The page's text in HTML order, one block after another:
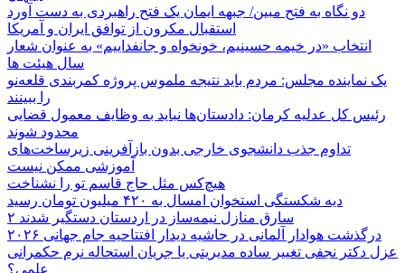
دو نگاه به فتح مبین/ جبهه ایمان یک فتح راهبردی به دست آورد
استقبال مکرون از توافق ایران و آمریکا
انتخاب «در خیمه حسینیم، خونخواه و جانفداییم» به عنوان شعار
سال هیئت ها
یک نماینده مجلس: مردم باید نتیجه ملموس پروژه کمربندی قلعه‌نو
را ببینند
رئیس کل عدلیه کرمان: دادستان‌ها نباید به وظایف معمول قضایی
محدود شوند
تداوم جذب دانشجوی خارجی بدون بازآفرینی زیرساخت‌های
آموزشی ممکن نیست
هیچ‌کس مثل حاج قاسم تو را نشناخت
دیه شکستگی استخوان امسال به ۴۲۰ میلیون تومان رسید
۲ سارق منازل نیمه‌ساز در اردستان دستگیر شدند
درگذشت هوادار آلمانی در حاشیه دیدار افتتاحیه جام جهانی ۲۰۲۶
عزل دکتر نجفی تغییر ساده مدیریتی یا جریان استحاله نرم حکمرانی
علمی؟